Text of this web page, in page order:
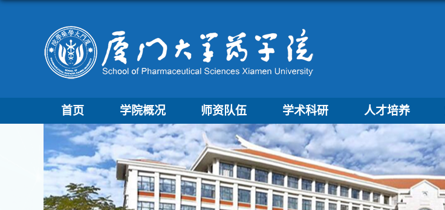
首页 学院概况 师资队伍 学术科研 人才培养